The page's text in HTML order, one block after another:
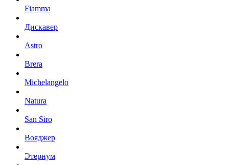
Fiamma
Дискавер
Astro
Brera
Michelangelo
Natura
San Siro
Вояджер
Этернум